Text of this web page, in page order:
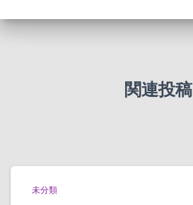
関連投稿
未分類